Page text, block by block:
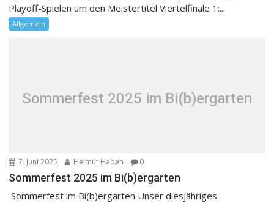
Playoff-Spielen um den Meistertitel Viertelfinale 1:...
Allgemein
Sommerfest 2025 im Bi(b)ergarten
7. Juni 2025 Helmut Haben 0
Sommerfest 2025 im Bi(b)ergarten
Sommerfest im Bi(b)ergarten Unser diesjähriges